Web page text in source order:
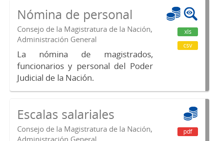
Nómina de personal
Consejo de la Magistratura de la Nación,
Administración General
La nómina de magistrados,
funcionarios y personal del Poder
Judicial de la Nación.
xls
csv
Escalas salariales
Consejo de la Magistratura de la Nación,
pdf